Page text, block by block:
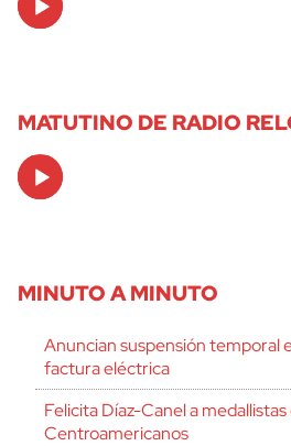
Player
MATUTINO DE RADIO
Audio
Player
MINUTO A MINUTO
Anuncian suspensión temporal
factura eléctrica
Felicita Díaz-Canel a
Centroamericanos